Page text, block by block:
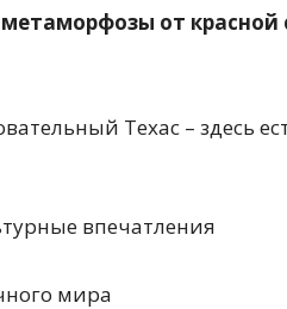
метаморфозы от
впечатления
мира